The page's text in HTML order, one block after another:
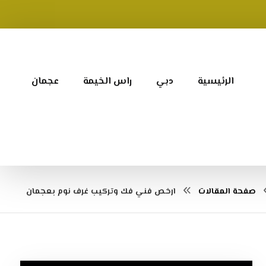
الرئيسية دبي راس الخيمة عجمان
صفحة المقالات ارخص ‏فني فك وتركيب غرف نوم بعجمان